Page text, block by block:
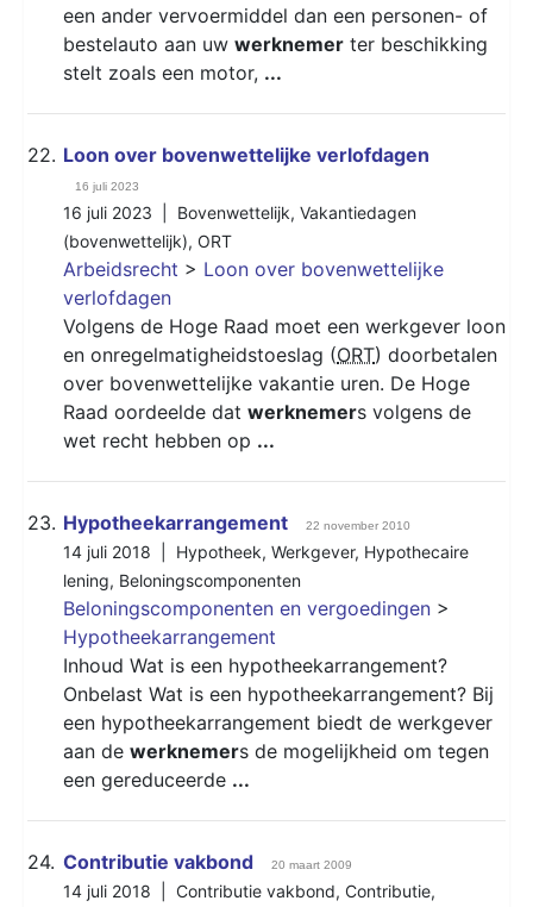
een ander vervoermiddel dan een personen- of
bestelauto aan uw werknemer ter beschikking
stelt zoals een motor, ...
22. Loon over bovenwettelijke verlofdagen
16 juli 2023
16 juli 2023 | Bovenwettelijk, Vakantiedagen
(bovenwettelijk), ORT
Arbeidsrecht > Loon over bovenwettelijke
verlofdagen
Volgens de Hoge Raad moet een werkgever loon
en onregelmatigheidstoeslag (ORT) doorbetalen
over bovenwettelijke vakantie uren. De Hoge
Raad oordeelde dat werknemers volgens de
wet recht hebben op ...
23. Hypotheekarrangement 22 november 2010
14 juli 2018 | Hypotheek, Werkgever, Hypothecaire
lening, Beloningscomponenten
Beloningscomponenten en vergoedingen >
Hypotheekarrangement
Inhoud Wat is een hypotheekarrangement?
Onbelast Wat is een hypotheekarrangement? Bij
een hypotheekarrangement biedt de werkgever
aan de werknemers de mogelijkheid om tegen
een gereduceerde ...
24. Contributie vakbond 20 maart 2009
14 juli 2018 | Contributie vakbond, Contributie,